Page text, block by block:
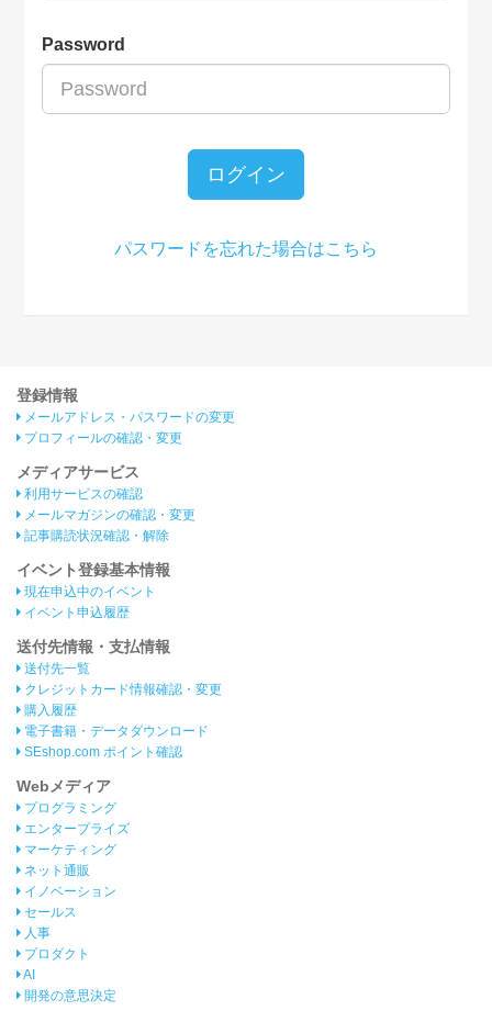
Password
ログイン
パスワードを忘れた場合はこちら
登録情報
メールアドレス・パスワードの変更
プロフィールの確認・変更
メディアサービス
利用サービスの確認
メールマガジンの確認・変更
記事購読状況確認・解除
イベント登録基本情報
現在申込中のイベント
イベント申込履歴
送付先情報・支払情報
送付先一覧
クレジットカード情報確認・変更
購入履歴
電子書籍・データダウンロード
SEshop.com ポイント確認
Webメディア
プログラミング
エンタープライズ
マーケティング
ネット通販
イノベーション
セールス
人事
プロダクト
AI
開発の意思決定